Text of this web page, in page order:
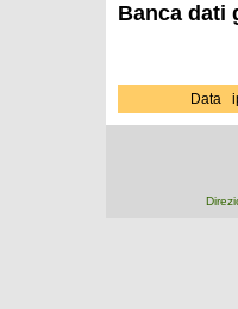
Banca dati
Data